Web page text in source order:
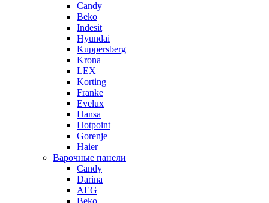
Candy
Beko
Indesit
Hyundai
Kuppersberg
Krona
LEX
Korting
Franke
Evelux
Hansa
Hotpoint
Gorenje
Haier
Варочные панели
Candy
Darina
AEG